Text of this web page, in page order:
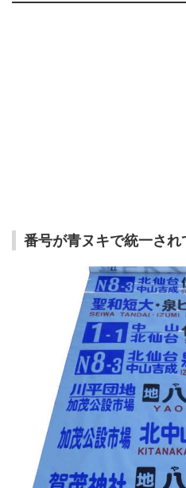
番号が青ヌキで統一さ